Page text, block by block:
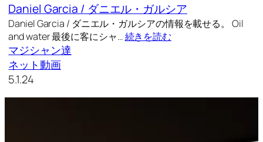
Daniel Garcia / ダニエル・ガルシア
Daniel Garcia / ダニエル・ガルシアの情報を載せる。 Oil
and water 最後に客にシャ…続きを読む
マジシャン達
ネット動画
5.1.24